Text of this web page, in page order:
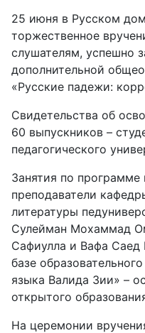
25 июня в Русском
торжественное
слушателям, успешно
дополнительной
«Русские падежи:
Свидетельства об
60 выпускников –
педагогического
Занятия по
преподаватели
литературы
Сулейман Мохаммад
Сафиулла и Вафа Саед
базе
языка Валида Зии» –
открытого
На церемонии